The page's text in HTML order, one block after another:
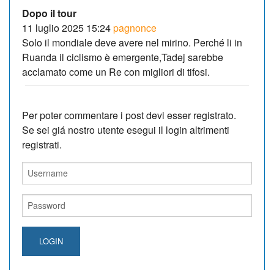
Dopo il tour
11 luglio 2025 15:24pagnonce
Solo il mondiale deve avere nel mirino. Perché li in
Ruanda il ciclismo è emergente,Tadej sarebbe
acclamato come un Re con migliori di tifosi.
Per poter commentare i post devi esser registrato.
Se sei giá nostro utente esegui il login altrimenti
registrati.
LOGIN